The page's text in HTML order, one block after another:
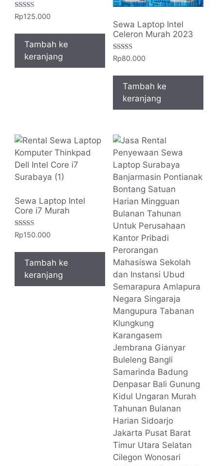
Dinilai
5.00
Rp125.000
Tambah ke
keranjang
Sewa Laptop Intel
Celeron Murah 2023
Dinilai
5.00
Rp80.000
Tambah ke
keranjang
Sewa Laptop Intel
Core i7 Murah
Dinilai
5.00
Rp150.000
Tambah ke
keranjang